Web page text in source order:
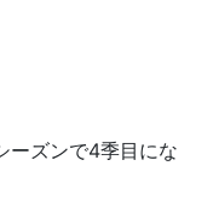
ーズンで4季目にな